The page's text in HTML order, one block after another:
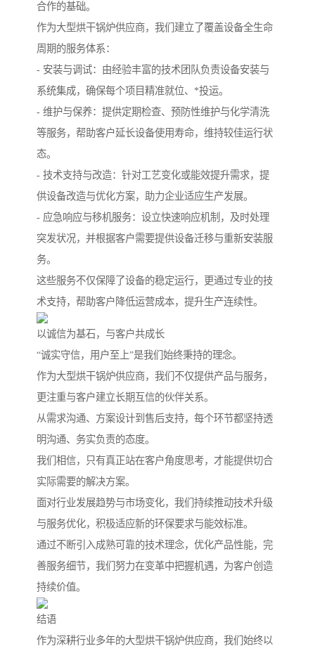
合作的基础。
作为大型烘干锅炉供应商，我们建立了覆盖设备全生命
周期的服务体系：
- 安装与调试：由经验丰富的技术团队负责设备安装与
系统集成，确保每个项目精准就位、*投运。
- 维护与保养：提供定期检查、预防性维护与化学清洗
等服务，帮助客户延长设备使用寿命，维持较佳运行状
态。
- 技术支持与改造：针对工艺变化或能效提升需求，提
供设备改造与优化方案，助力企业适应生产发展。
- 应急响应与移机服务：设立快速响应机制，及时处理
突发状况，并根据客户需要提供设备迁移与重新安装服
务。
这些服务不仅保障了设备的稳定运行，更通过专业的技
术支持，帮助客户降低运营成本，提升生产连续性。
以诚信为基石，与客户共成长
“诚实守信，用户至上”是我们始终秉持的理念。
作为大型烘干锅炉供应商，我们不仅提供产品与服务，
更注重与客户建立长期互信的伙伴关系。
从需求沟通、方案设计到售后支持，每个环节都坚持透
明沟通、务实负责的态度。
我们相信，只有真正站在客户角度思考，才能提供切合
实际需要的解决方案。
面对行业发展趋势与市场变化，我们持续推动技术升级
与服务优化，积极适应新的环保要求与能效标准。
通过不断引入成熟可靠的技术理念，优化产品性能，完
善服务细节，我们努力在变革中把握机遇，为客户创造
持续价值。
结语
作为深耕行业多年的大型烘干锅炉供应商，我们始终以